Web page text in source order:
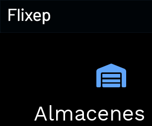
Almacenes